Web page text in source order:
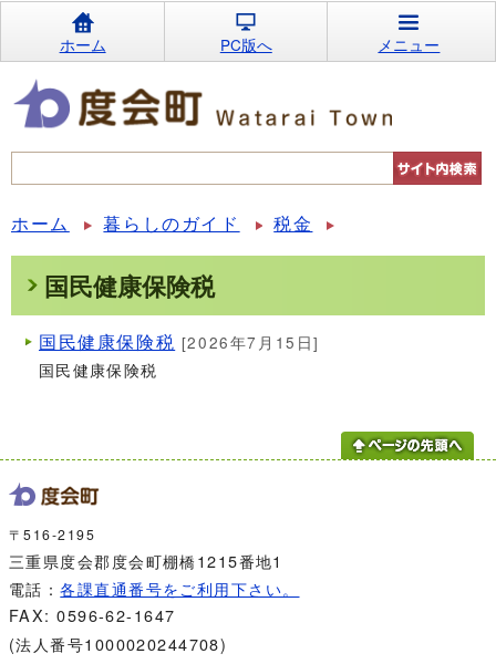
ホーム PC版へ メニュー
ホーム 暮らしのガイド 税金
国民健康保険税
国民健康保険税 [2026年7月15日]
国民健康保険税
〒516-2195
三重県度会郡度会町棚橋1215番地1
電話：各課直通番号をご利用下さい。
FAX: 0596-62-1647
(法人番号1000020244708)